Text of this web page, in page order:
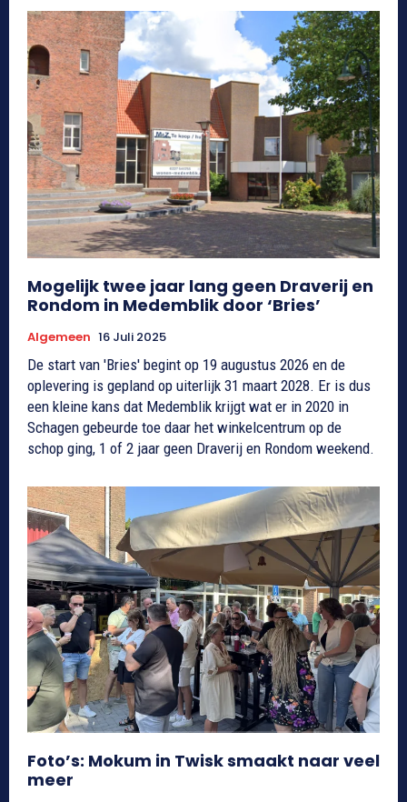
Mogelijk twee jaar lang geen Draverij en
Rondom in Medemblik door ‘Bries’
Algemeen 16 Juli 2025
De start van 'Bries' begint op 19 augustus 2026 en de
oplevering is gepland op uiterlijk 31 maart 2028. Er is dus
een kleine kans dat Medemblik krijgt wat er in 2020 in
Schagen gebeurde toe daar het winkelcentrum op de
schop ging, 1 of 2 jaar geen Draverij en Rondom weekend.
Foto’s: Mokum in Twisk smaakt naar veel
meer